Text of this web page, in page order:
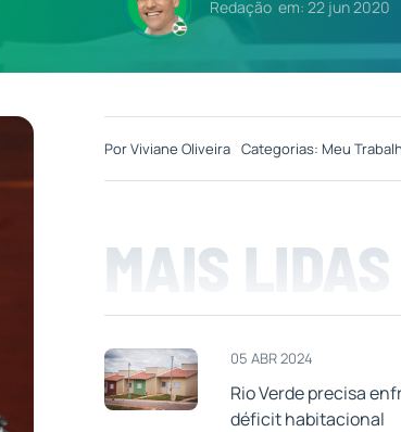
Redação em: 22 jun 2020
PorViviane Oliveira Categorias: Meu
MAIS LIDAS
05 ABR 2024
Rio Verde precisa
déficit habitacional